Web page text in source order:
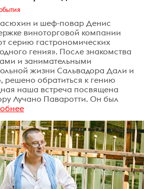
и шеф-повар Денис
виноторговой компании
серию гастрономических
гения». После знакомства
и занимательными
жизни Сальвадора Дали и
решено обратиться к гению
наша встреча посвящена
Лучано Паваротти. Он был